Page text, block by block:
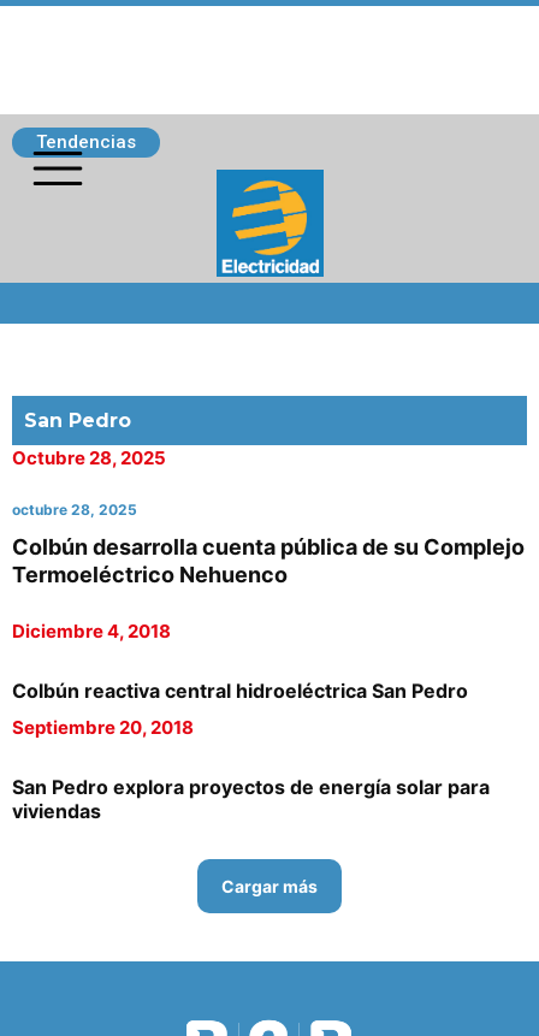
Tendencias
San Pedro
Octubre 28, 2025
octubre 28, 2025
Colbún desarrolla cuenta pública de su Complejo
Termoeléctrico Nehuenco
Diciembre 4, 2018
Colbún reactiva central hidroeléctrica San Pedro
Septiembre 20, 2018
San Pedro explora proyectos de energía solar para
viviendas
Cargar más